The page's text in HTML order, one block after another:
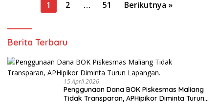
Paginasi
1 2 … 51 Berikutnya »
Berita Terbaru
15 April 2026
Penggunaan Dana BOK Piskesmas Maliang
Tidak Transparan, APHipikor Diminta Turun